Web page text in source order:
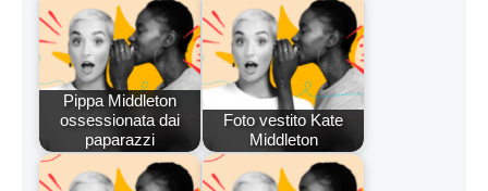
Pippa Middleton
ossessionata dai
paparazzi
Foto vestito Kate
Middleton